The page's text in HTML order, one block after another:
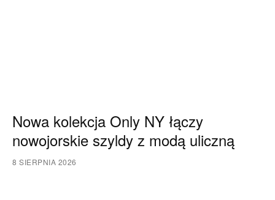
Nowa kolekcja Only NY łączy
nowojorskie szyldy z modą uliczną
8 SIERPNIA 2026